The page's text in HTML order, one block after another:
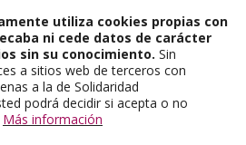
utiliza cookies propias con
ni cede datos de carácter
sin su conocimiento. Sin
a sitios web de terceros con
a la de Solidaridad
podrá decidir si acepta o no
Más información